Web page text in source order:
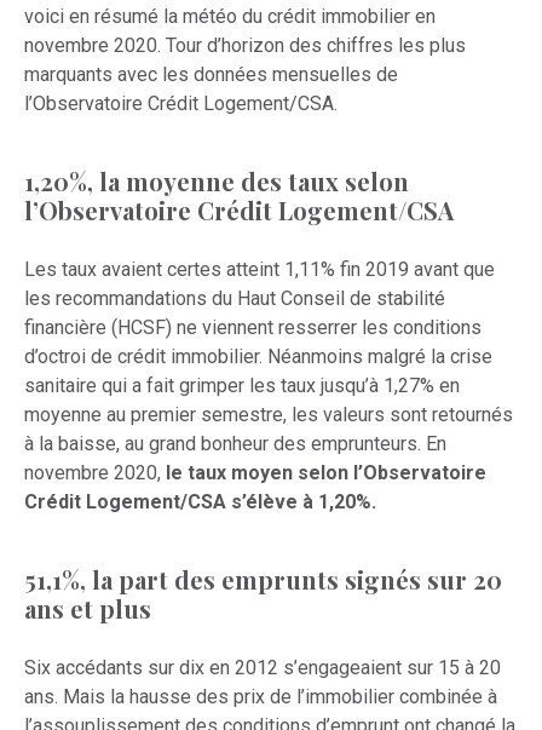
voici en résumé la météo du crédit immobilier en
novembre 2020. Tour d’horizon des chiffres les plus
marquants avec les données mensuelles de
l’Observatoire Crédit Logement/CSA.
1,20%, la moyenne des taux selon
l’Observatoire Crédit Logement/CSA
Les taux avaient certes atteint 1,11% fin 2019 avant que
les recommandations du Haut Conseil de stabilité
financière (HCSF) ne viennent resserrer les conditions
d’octroi de crédit immobilier. Néanmoins malgré la crise
sanitaire qui a fait grimper les taux jusqu’à 1,27% en
moyenne au premier semestre, les valeurs sont retournés
à la baisse, au grand bonheur des emprunteurs. En
novembre 2020, le taux moyen selon l’Observatoire
Crédit Logement/CSA s’élève à 1,20%.
51,1%, la part des emprunts signés sur 20
ans et plus
Six accédants sur dix en 2012 s’engageaient sur 15 à 20
ans. Mais la hausse des prix de l’immobilier combinée à